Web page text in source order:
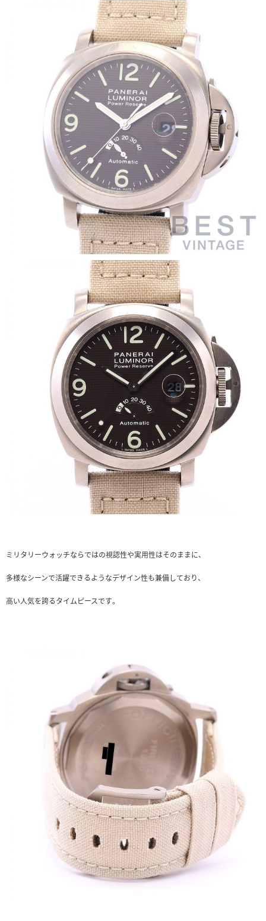
ミリタリーウォッチならではの視認性や実用性はそのままに、
多様なシーンで活躍できるようなデザイン性も兼備しており、
高い人気を誇るタイムピースです。